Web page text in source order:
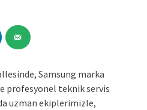
Samsung marka
profesyonel teknik servis
uzman ekiplerimizle,